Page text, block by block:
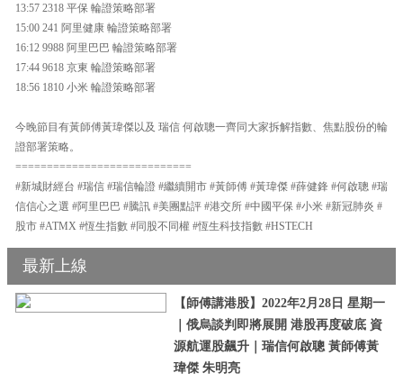
13:57 2318 平保 輪證策略部署
15:00 241 阿里健康 輪證策略部署
16:12 9988 阿里巴巴 輪證策略部署
17:44 9618 京東 輪證策略部署
18:56 1810 小米 輪證策略部署
今晚節目有黃師傅黃瑋傑以及 瑞信 何啟聰一齊同大家拆解指數、焦點股份的輪
證部署策略。
============================
#新城財經台 #瑞信 #瑞信輪證 #繼續開市 #黃師傅 #黃瑋傑 #薛健鋒 #何啟聰 #瑞
信信心之選 #阿里巴巴 #騰訊 #美團點評 #港交所 #中國平保 #小米 #新冠肺炎 #
股市 #ATMX #恆生指數 #同股不同權 #恆生科技指數 #HSTECH
最新上線
【師傅講港股】2022年2月28日 星期一
｜俄烏談判即將展開 港股再度破底 資
源航運股飆升｜瑞信何啟聰 黃師傅黃
瑋傑 朱明亮